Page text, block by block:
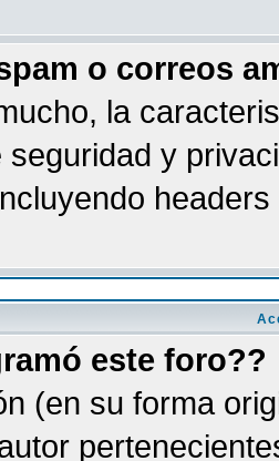
o correos
la
y
este foro??
(en su forma